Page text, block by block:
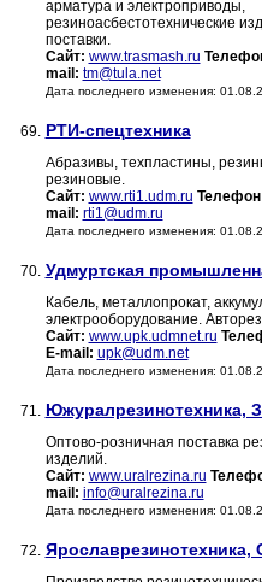
арматура и электроприводы,
резиноасбестотехнические
поставки.
Сайт: www.trasmash.ru
mail: tm@tula.net
Дата последнего изменения:
69. РТИ-спецтехника
Абразивы, техпластины,
резиновые.
Сайт: www.rti1.udm.ru
mail: rti1@udm.ru
Дата последнего изменения:
70. Удмуртская
Кабель, металлопрокат,
электрооборудование.
Сайт: www.upk.udmnet.ru
E-mail: upk@udm.net
Дата последнего изменения:
71. Южуралрезинотехника,
Оптово-розничная поставка
изделий.
Сайт: www.uralrezina.ru
mail: info@uralrezina.ru
Дата последнего изменения:
72. Ярославрезинотехника,